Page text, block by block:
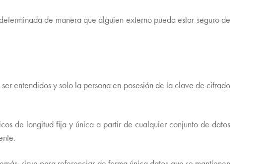
de manera que alguien externo pueda estar seguro de
entendidos y solo la persona en posesión de la clave de cifrado
de longitud fija y única a partir de cualquier conjunto de datos